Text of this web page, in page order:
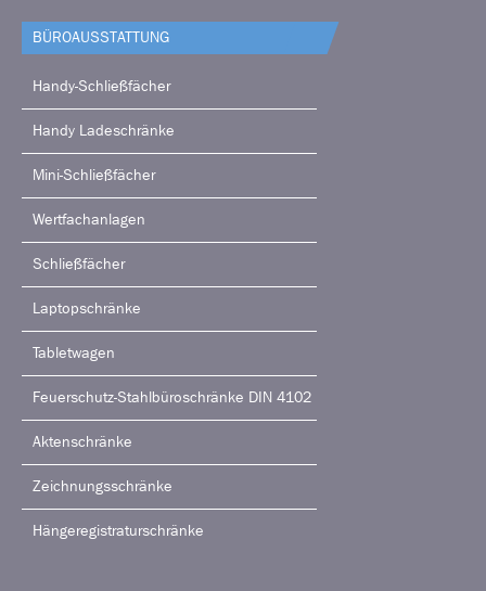
BÜRO­AUSSTATTUNG
Handy-Schließfächer
Handy Ladeschränke
Mini-Schließfächer
Wertfachanlagen
Schließfächer
Laptopschränke
Tabletwagen
Feuerschutz-Stahlbüroschränke DIN 4102
Aktenschränke
Zeichnungsschränke
Hängeregistraturschränke